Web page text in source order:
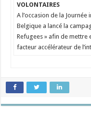
VOLONTAIRES
A l’occasion de la Journée
Belgique a lancé la
Refugees » afin de mettre
facteur accélérateur de